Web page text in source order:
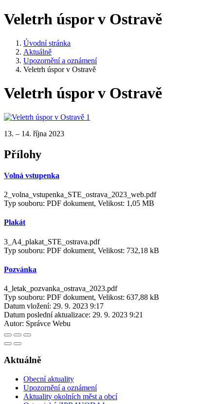
Veletrh úspor v Ostravě
Úvodní stránka
Aktuálně
Upozornění a oznámení
Veletrh úspor v Ostravě
Veletrh úspor v Ostravě
13. – 14. října 2023
Přílohy
Volná vstupenka
2_volna_vstupenka_STE_ostrava_2023_web.pdf
Typ souboru: PDF dokument, Velikost: 1,05 MB
Plakát
3_A4_plakat_STE_ostrava.pdf
Typ souboru: PDF dokument, Velikost: 732,18 kB
Pozvánka
4_letak_pozvanka_ostrava_2023.pdf
Typ souboru: PDF dokument, Velikost: 637,88 kB
Datum vložení: 29. 9. 2023 9:17
Datum poslední aktualizace: 29. 9. 2023 9:21
Autor: Správce Webu
Aktuálně
Obecní aktuality
Upozornění a oznámení
Aktuality okolních měst a obcí